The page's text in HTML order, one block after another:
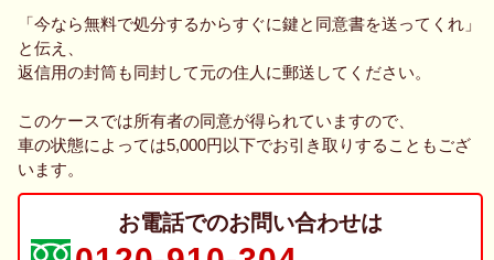
「今なら無料で処分するからすぐに鍵と同意書を送ってくれ」
と伝え、
返信用の封筒も同封して元の住人に郵送してください。
このケースでは所有者の同意が得られていますので、
車の状態によっては5,000円以下でお引き取りすることもござ
います。
お電話でのお問い合わせは